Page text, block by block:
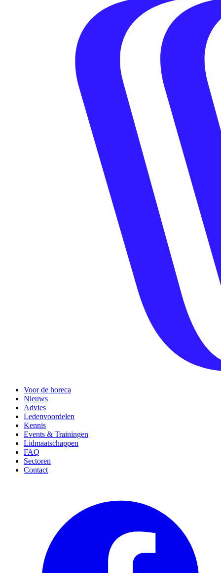
Voor de horeca
Nieuws
Advies
Ledenvoordelen
Kennis
Events & Trainingen
Lidmaatschappen
FAQ
Sectoren
Contact